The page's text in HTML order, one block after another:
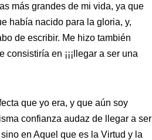
más grandes de mi vida, ya que
había nacido para la gloria, y,
de escribir. Me hizo también
en ¡¡¡llegar a ser una
que yo era, y que aún soy
confianza audaz de llegar a ser
en Aquel que es la Virtud y la